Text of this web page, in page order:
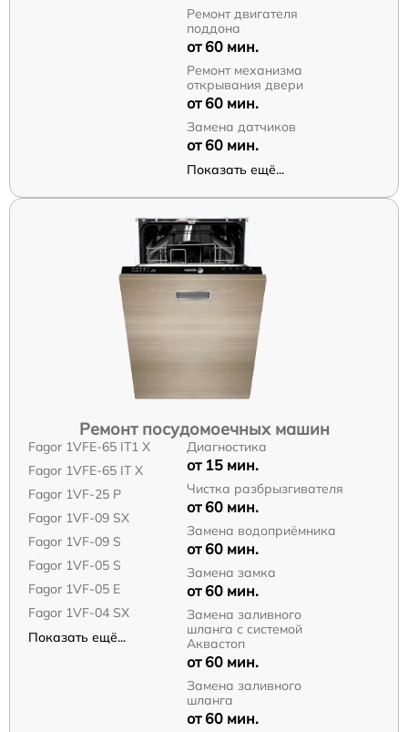
Ремонт двигателя
поддона
от 60 мин.
Ремонт механизма
открывания двери
от 60 мин.
Замена датчиков
от 60 мин.
Показать ещё...
Ремонт посудомоечных машин
Fagor 1VFE-65 IT1 X
Fagor 1VFE-65 IT X
Fagor 1VF-25 P
Fagor 1VF-09 SX
Fagor 1VF-09 S
Fagor 1VF-05 S
Fagor 1VF-05 E
Fagor 1VF-04 SX
Показать ещё...
Диагностика
от 15 мин.
Чистка разбрызгивателя
от 60 мин.
Замена водоприёмника
от 60 мин.
Замена замка
от 60 мин.
Замена заливного
шланга с системой
Аквастоп
от 60 мин.
Замена заливного
шланга
от 60 мин.